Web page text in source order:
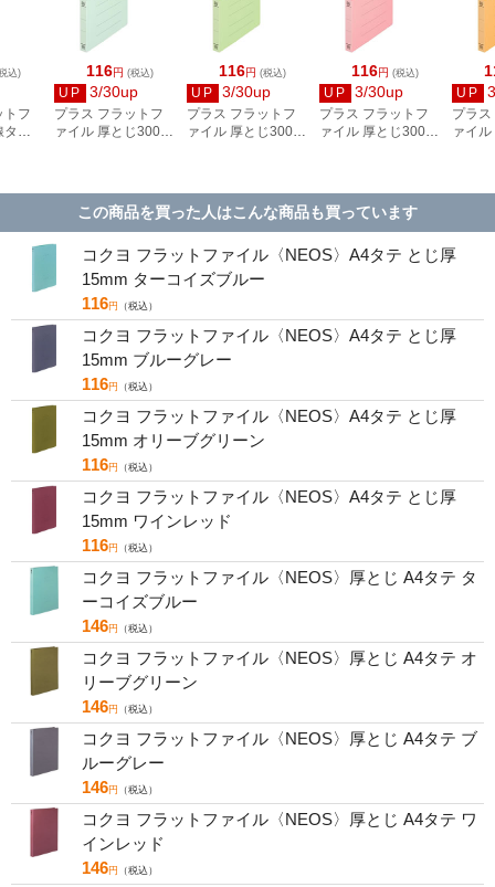
116円 (税込)
UP 3/30up
プラス フラットフ
ァイル 厚とじ300
116円 (税込)
UP 3/30up
プラス フラットフ
ァイル 厚とじ300
116円 (税込)
UP 3/30up
プラス フラットフ
ァイル 厚とじ300
UP
プラ
ァイ
込)
トフ
タイ
この商品を買った人はこんな商品も買っています
コクヨ フラットファイル〈NEOS〉A4タテ とじ厚
15mm ターコイズブルー
116円 （税込）
コクヨ フラットファイル〈NEOS〉A4タテ とじ厚
15mm ブルーグレー
116円 （税込）
コクヨ フラットファイル〈NEOS〉A4タテ とじ厚
15mm オリーブグリーン
116円 （税込）
コクヨ フラットファイル〈NEOS〉A4タテ とじ厚
15mm ワインレッド
116円 （税込）
コクヨ フラットファイル〈NEOS〉厚とじ A4タテ タ
ーコイズブルー
146円 （税込）
コクヨ フラットファイル〈NEOS〉厚とじ A4タテ オ
リーブグリーン
146円 （税込）
コクヨ フラットファイル〈NEOS〉厚とじ A4タテ ブ
ルーグレー
146円 （税込）
コクヨ フラットファイル〈NEOS〉厚とじ A4タテ ワ
インレッド
146円 （税込）